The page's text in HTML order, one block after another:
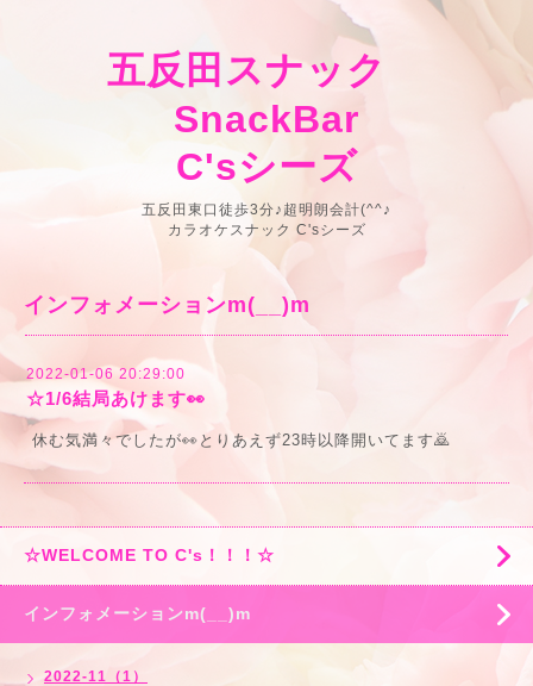
五反田スナック
SnackBar
C'sシーズ
五反田東口徒歩3分♪超明朗会計(^^♪
カラオケスナック C'sシーズ
インフォメーションm(__)m
2022-01-06 20:29:00
☆1/6結局あけます👀
休む気満々でしたが👀とりあえず23時以降開いてます🙇
☆WELCOME TO C's！！！☆
インフォメーションm(__)m
2022-11（1）